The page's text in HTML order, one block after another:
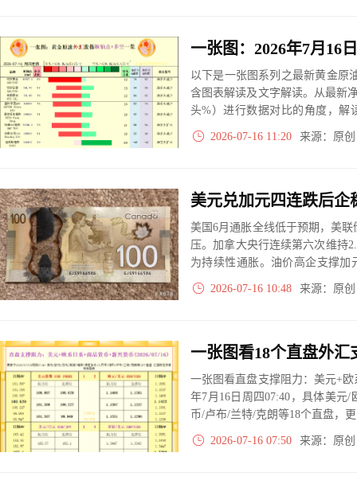
以下是一张图系列之最新黄金原
含图表解读及文字解读。从最新
头%）进行数据对比的角度，解
大、净多头减小、净空头无变
实际数据对比结果对应展示其中
2026-07-16 11:20 来源：原
美国6月通胀全线低于预期，美
压。加拿大央行连续第六次维持
为持续性通胀。油价高企支撑
年内一次加息，策略师押注按兵
2026-07-16 10:48 来源：原
一张图看直盘支撑阻力：美元+
年7月16日周四07:40，具体美元
币/卢布/兰特/克朗等18个直盘，
2026-07-16 07:50 来源：原